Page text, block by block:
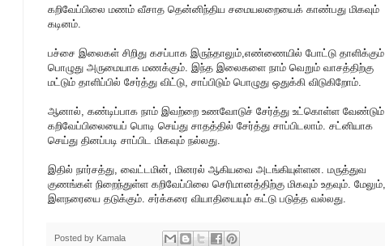
கறிவேப்பிலை மணம் வீசாத தென்னிந்திய சமையலறையைக் காண்பது மிகவும்
கடினம்.
பச்சை இலைகள் சிறிது கசப்பாக இருந்தாலும்,எண்ணையில் போட்டு தாளிக்கும்
பொழுது அருமையாக மணக்கும். இந்த இலைகளை நாம் வெறும் வாசத்திற்கு
மட்டும் தாளிப்பில் சேர்த்து விட்டு, சாப்பிடும் பொழுது ஒதுக்கி விடுகிறோம்.
ஆனால், கண்டிப்பாக நாம் இவற்றை உணவோடுச் சேர்த்து உட்கொள்ள வேண்டும்.
கறிவேப்பிலையைப் பொடி செய்து சாதத்தில் சேர்த்து சாப்பிடலாம். சட்னியாக
செய்து தினப்படி சாப்பிட மிகவும் நல்லது.
இதில் நார்சத்து, வைட்டமின், மினரல் ஆகியவை அடங்கியுள்ளன. மருத்துவ
குணங்கள் நிறைந்துள்ள கறிவேப்பிலை செரிமானத்திற்கு மிகவும் உதவும். மேலும்,
இளநரையை தடுக்கும். சர்க்கரை வியாதியையும் கட்டு படுத்த வல்லது.
Posted by Kamala